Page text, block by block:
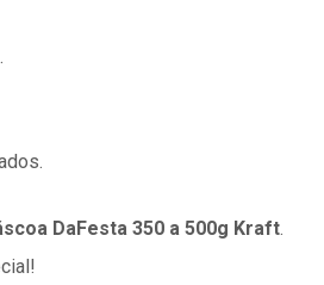
DaFesta 350 a 500g Kraft.